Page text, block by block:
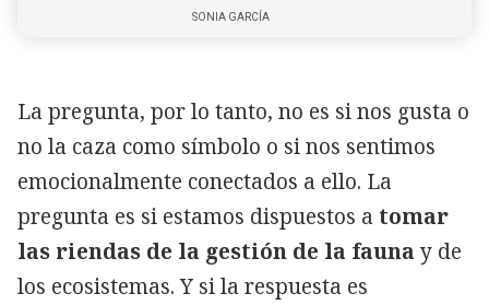
SONIA GARCÍA
La pregunta, por lo tanto, no es si nos gusta o
no la caza como símbolo o si nos sentimos
emocionalmente conectados a ello. La
pregunta es si estamos dispuestos a tomar
las riendas de la gestión de la fauna y de
los ecosistemas. Y si la respuesta es